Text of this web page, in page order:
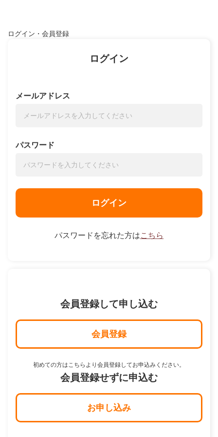
ログイン・会員登録
ログイン
メールアドレス
パスワード
ログイン
パスワードを忘れた方はこちら
会員登録して申し込む
会員登録
初めての方はこちらより会員登録してお申込みください。
会員登録せずに申込む
お申し込み